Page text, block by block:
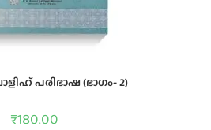
പരിഭാഷ (ഭാഗം- 2)
₹180.00